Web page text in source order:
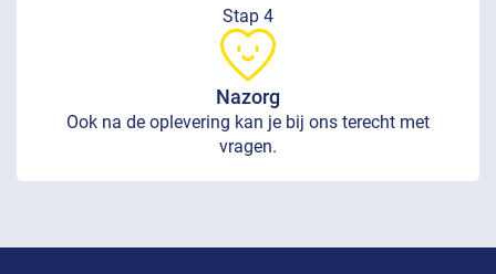
Stap 4
Nazorg
Ook na de oplevering kan je bij ons terecht met
vragen.